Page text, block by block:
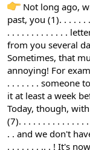
Not long ago,
past, you (1). . . . .
. . . . . . . . . . . . .
from you several
Sometimes, that
annoying! For
. . . . . . . someone
it at least a week
Today, though,
(7). . . . . . . . . . . . . .
. . and we don't
. . . . . . . .. . ! It's